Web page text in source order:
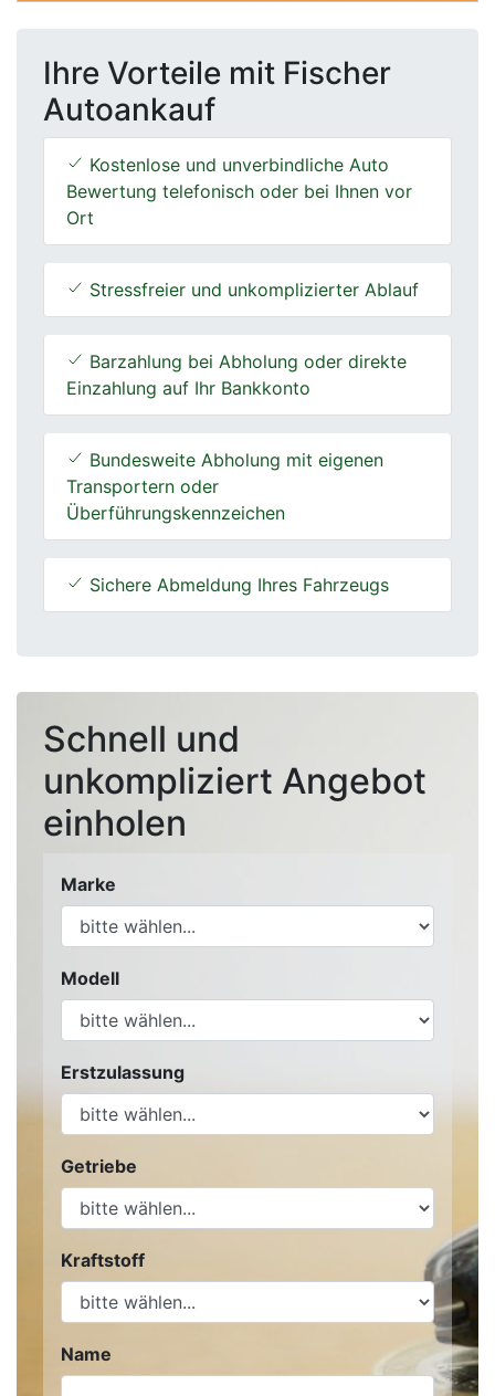
Ihre Vorteile mit Fischer
Autoankauf
Kostenlose und unverbindliche Auto
Bewertung telefonisch oder bei Ihnen vor
Ort
Stressfreier und unkomplizierter Ablauf
Barzahlung bei Abholung oder direkte
Einzahlung auf Ihr Bankkonto
Bundesweite Abholung mit eigenen
Transportern oder
Überführungskennzeichen
Sichere Abmeldung Ihres Fahrzeugs
Schnell und
unkompliziert Angebot
einholen
Marke
Modell
Erstzulassung
Getriebe
Kraftstoff
Name